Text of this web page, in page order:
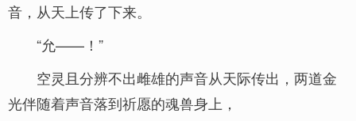
音，从天上传了下来。
“允——！”
空灵且分辨不出雌雄的声音从天际传出，两道金
光伴随着声音落到祈愿的魂兽身上，